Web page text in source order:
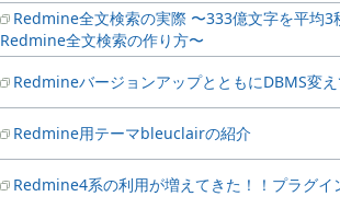
Redmine全文検索の実際 〜333億文字を平均3
Redmine全文検索の作り方〜
RedmineバージョンアップとともにDBMS変
Redmine用テーマbleuclairの紹介
Redmine4系の利用が増えてきた！！プラグイ